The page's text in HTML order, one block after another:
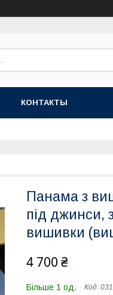
КОНТАКТЫ
Панама з
під джинси,
вишивки
4 700 ₴
Більше 1 од. Код: 031